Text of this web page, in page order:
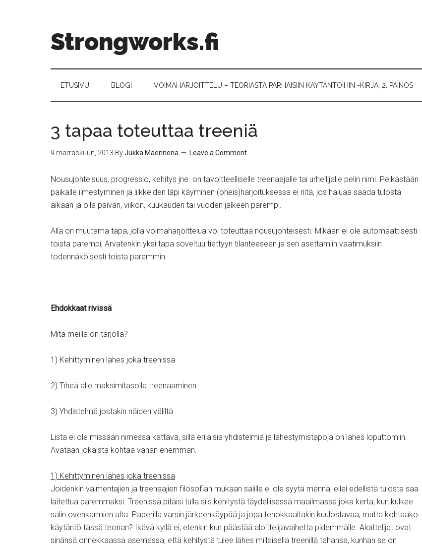
Strongworks.fi
ETUSIVU BLOGI VOIMAHARJOITTELU – TEORIASTA PARHAISIIN KÄYTÄNTÖIHIN -KIRJA, 2. PAINOS
3 tapaa toteuttaa treeniä
9 marraskuun, 2013 ByJukka Mäennenä Leave a Comment
Nousujohteisuus, progressio, kehitys jne. on tavoitteelliselle treenaajalle tai urheilijalle pelin nimi. Pelkästään
paikalle ilmestyminen ja liikkeiden läpi käyminen (oheis)harjoituksessa ei riitä, jos haluaa saada tulosta
aikaan ja olla päivän, viikon, kuukauden tai vuoden jälkeen parempi.
Alla on muutama tapa, jolla voimaharjoittelua voi toteuttaa nousujohteisesti. Mikään ei ole automaattisesti
toista parempi, Arvatenkin yksi tapa soveltuu tiettyyn tilanteeseen ja sen asettamiin vaatimuksiin
todennäköisesti toista paremmin.
Ehdokkaat rivissä
Mitä meillä on tarjolla?
1) Kehittyminen lähes joka treenissä
2) Tiheä alle maksimitasolla treenaaminen
3) Yhdistelmä jostakin näiden väliltä
Lista ei ole missään nimessä kattava, sillä erilaisia yhdistelmiä ja lähestymistapoja on lähes loputtomiin.
Avataan jokaista kohtaa vähän enemmän.
1) Kehittyminen lähes joka treenissä
Joidenkin valmentajien ja treenaajien filosofian mukaan salille ei ole syytä mennä, ellei edellistä tulosta saa
laitettua paremmaksi. Treenissä pitäisi tulla siis kehitystä täydellisessä maailmassa joka kerta, kun kulkee
salin ovenkarmien alta. Paperilla varsin järkeenkäypää ja jopa tehokkaaltakin kuulostavaa, mutta kohtaako
käytäntö tässä teorian? Ikävä kyllä ei, etenkin kun päästää aloittelijavaihetta pidemmälle. Aloittelijat ovat
sinänsä onnekkaassa asemassa, että kehitystä tulee lähes millaisella treenillä tahansa, kunhan se on